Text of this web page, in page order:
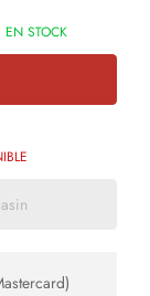
EN STOCK